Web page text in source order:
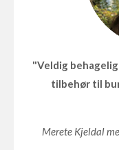
"Veldig
tilbehør til
Merete Kjeldal